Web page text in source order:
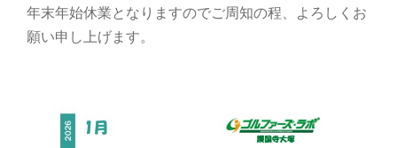
年末年始休業となりますのでご周知の程、よろしくお
願い申し上げます。